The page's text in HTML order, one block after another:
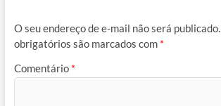
O seu endereço de e-mail não será publicado.
obrigatórios são marcados com *
Comentário *